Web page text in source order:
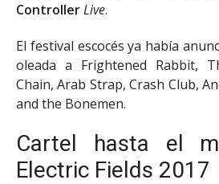
ControllerLive.
El festival escocés ya había
oleada a Frightened Rabbit,
Chain, Arab Strap, Crash Club,
and the Bonemen.
Cartel hasta el
Electric Fields 2017